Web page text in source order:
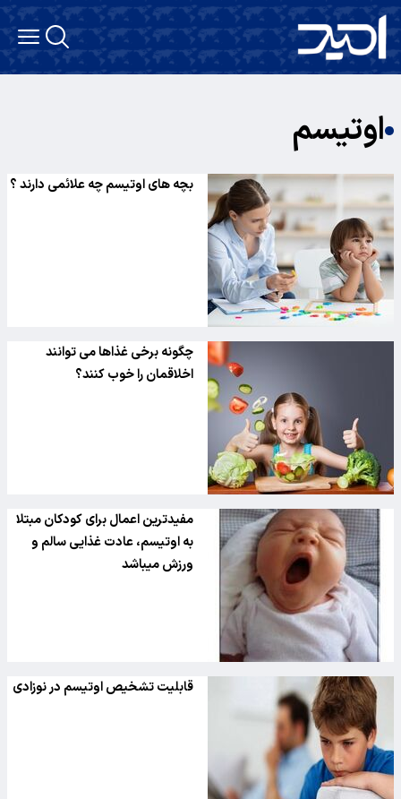
اوتیسم
بچه های اوتیسم چه علائمی دارند ؟
چگونه برخی غذاها می توانند
اخلاقمان را خوب کنند؟
مفیدترین اعمال برای کودکان مبتلا
به اوتیسم، عادت غذایی سالم و
ورزش میباشد
قابلیت تشخیص اوتیسم در نوزادی